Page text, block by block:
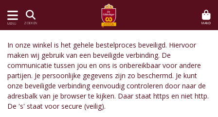
MENU ZOEKEN MAND
In onze winkel is het gehele bestelproces beveiligd. Hiervoor
maken wij gebruik van een beveiligde verbinding. De
communicatie tussen jou en ons is onbereikbaar voor andere
partijen. Je persoonlijke gegevens zijn zo beschermd. Je kunt
onze beveiligde verbinding eenvoudig controleren door naar de
adresbalk van je browser te kijken. Daar staat https en niet http.
De 's' staat voor secure (veilig).